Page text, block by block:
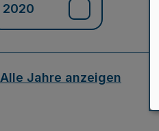
2020
Alle Jahre anzeigen